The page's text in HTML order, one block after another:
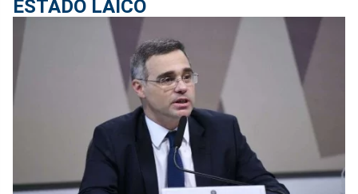
ESTADO LAICO